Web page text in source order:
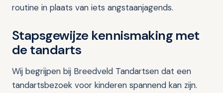
routine in plaats van iets angstaanjagends.
Stapsgewijze kennismaking met
de tandarts
Wij begrijpen bij Breedveld Tandartsen dat een
tandartsbezoek voor kinderen spannend kan zijn.